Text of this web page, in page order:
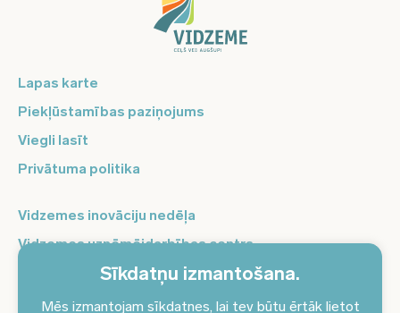
Sīkdatņu izmantošana.
Mēs izmantojam sīkdatnes, lai tev būtu ērtāk lietot
Lapas karte
Piekļūstamības paziņojums
Viegli lasīt
Privātuma politika
Vidzemes inovāciju nedēļa
Vidzemes uzņēmējdarbības centrs
Balso Vidzeme
Pierakstieties jaunumiem un saņemiet aktuālākos